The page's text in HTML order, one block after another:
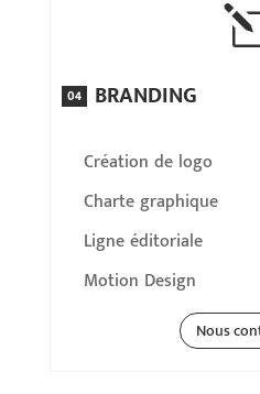
04 BRANDING
Création de logo
Charte graphique
Ligne éditoriale
Motion Design
Nous